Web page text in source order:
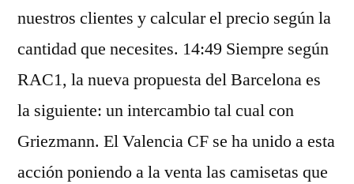
nuestros clientes y calcular el precio según la
cantidad que necesites. 14:49 Siempre según
RAC1, la nueva propuesta del Barcelona es
la siguiente: un intercambio tal cual con
Griezmann. El Valencia CF se ha unido a esta
acción poniendo a la venta las camisetas que